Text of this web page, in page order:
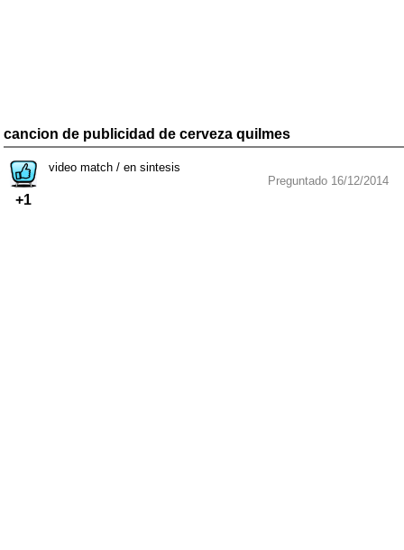
cancion de publicidad de cerveza quilmes
+1
video match / en sintesis
Preguntado 16/12/2014